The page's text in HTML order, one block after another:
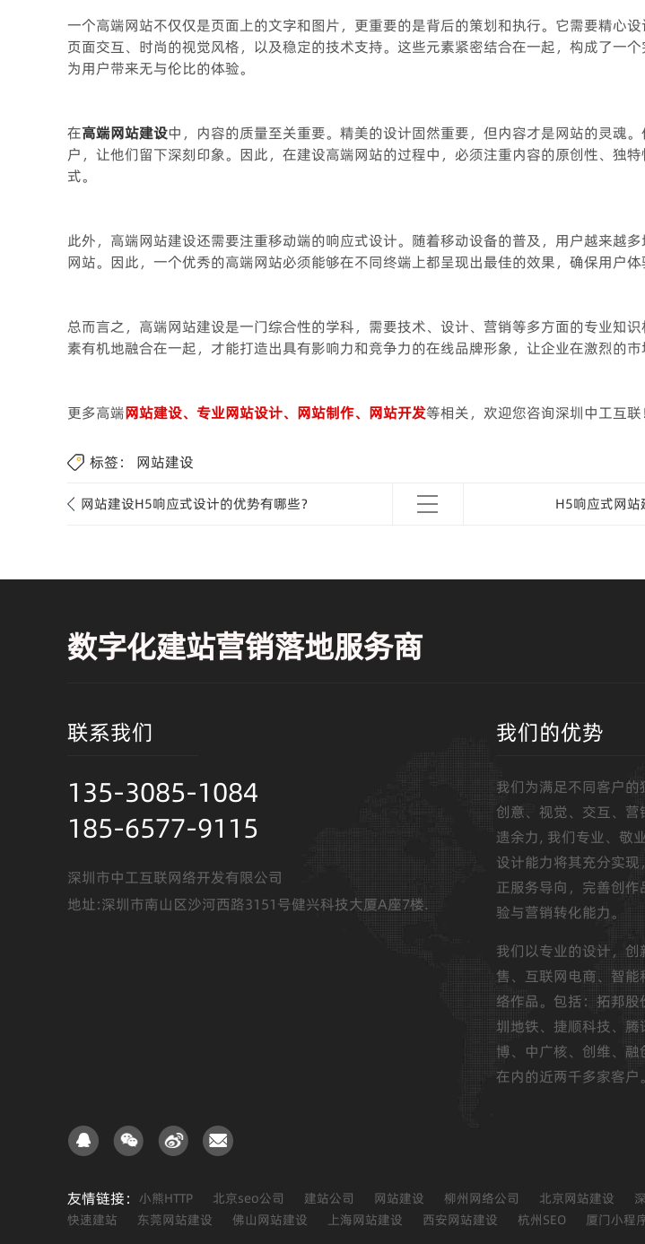
一个高端网站不仅仅是页面上的文字和图片，更重要的是背后的策划和执行。它需要精心
页面交互、时尚的视觉风格，以及稳定的技术支持。这些元素紧密结合在一起，构成了一个
为用户带来无与伦比的体验。
在高端网站建设中，内容的质量至关重要。精美的设计固然重要，但内容才是网站的灵魂
户，让他们留下深刻印象。因此，在建设高端网站的过程中，必须注重内容的原创性、独
式。
此外，高端网站建设还需要注重移动端的响应式设计。随着移动设备的普及，用户越来越
网站。因此，一个优秀的高端网站必须能够在不同终端上都呈现出最佳的效果，确保用户体
总而言之，高端网站建设是一门综合性的学科，需要技术、设计、营销等多方面的专业知
素有机地融合在一起，才能打造出具有影响力和竞争力的在线品牌形象，让企业在激烈的市
更多高端网站建设、专业网站设计、网站制作、网站开发等相关，欢迎您咨询深圳中工互联！
标签： 网站建设
网站建设H5响应式设计的优势有哪些？ H5响应式网站
数字化建站营销落地服务商
联系我们
135-3085-1084
185-6577-9115
深圳市中工互联网络开发有限公司
地址:深圳市南山区沙河西路3151号健兴科技大厦A座7楼.
我们的优势
我们为满足不同客户的
创意、视觉、交互、
遗余力, 我们专业、敬
设计能力将其充分实
正服务导向，完善创
验与营销转化能力。
我们以专业的设计，
售、互联网电商、智
络作品。包括：拓邦
圳地铁、捷顺科技、
博、中广核、创维、
在内的近两千多家客户。
友情链接： 小熊HTTP 北京seo公司 建站公司 网站建设 柳州网络公司 北京网站建设
快速建站
东莞网站建设 佛山网站建设 上海网站建设 西安网站建设 杭州SEO 厦门小程